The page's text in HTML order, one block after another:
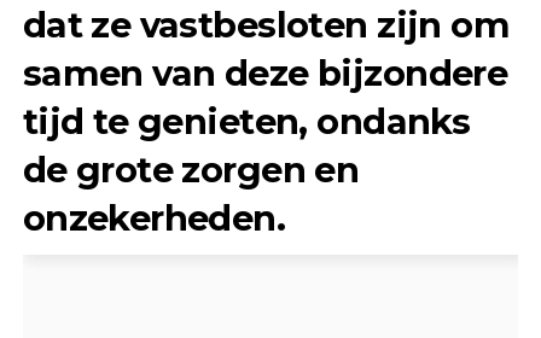
dat ze vastbesloten zijn om
samen van deze bijzondere
tijd te genieten, ondanks
de grote zorgen en
onzekerheden.